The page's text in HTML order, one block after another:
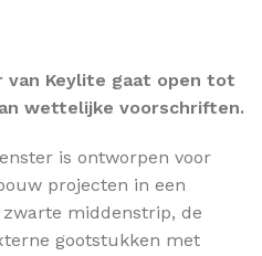
Keylite gaat open tot
wettelijke voorschriften.
is ontworpen voor
projecten in een
middenstrip, de
gootstukken met